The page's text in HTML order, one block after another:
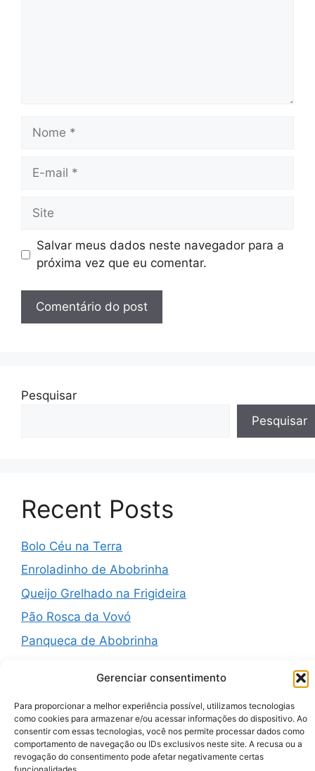
Gerenciar consentimento
Para proporcionar a melhor experiência possível, utilizamos tecnologias
como cookies para armazenar e/ou acessar informações do dispositivo. Ao
consentir com essas tecnologias, você nos permite processar dados como
comportamento de navegação ou IDs exclusivos neste site. A recusa ou a
revogação do consentimento pode afetar negativamente certas
Nome
Site
Salvar meus dados neste navegador para a
próxima vez que eu comentar.
Pesquisar
Pesquisar
Recent Posts
Bolo Céu na Terra
Enroladinho de Abobrinha
Queijo Grelhado na Frigideira
Pão Rosca da Vovó
Panqueca de Abobrinha
Recent Comments
A WordPress CommenteremHello world!